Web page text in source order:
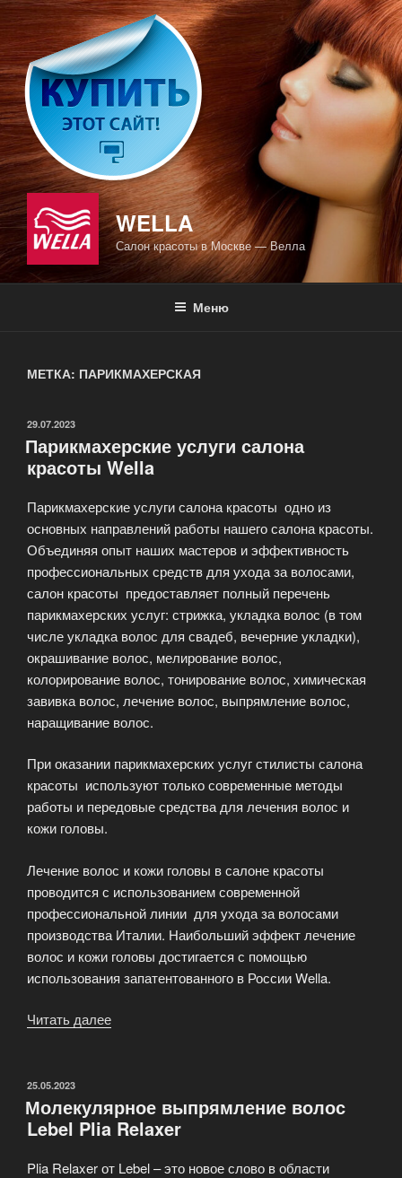
Перейти
к
содержимому
WELLA
Салон красоты в Москве — Велла
Меню
МЕТКА: ПАРИКМАХЕРСКАЯ
ОПУБЛИКОВАНО
29.07.2023
Парикмахерские услуги салона
красоты Wella
Парикмахерские услуги салона красоты одно из
основных направлений работы нашего салона красоты.
Объединяя опыт наших мастеров и эффективность
профессиональных средств для ухода за волосами,
салон красоты предоставляет полный перечень
парикмахерских услуг: стрижка, укладка волос (в том
числе укладка волос для свадеб, вечерние укладки),
окрашивание волос, мелирование волос,
колорирование волос, тонирование волос, химическая
завивка волос, лечение волос, выпрямление волос,
наращивание волос.
При оказании парикмахерских услуг стилисты салона
красоты используют только современные методы
работы и передовые средства для лечения волос и
кожи головы.
Лечение волос и кожи головы в салоне красоты
проводится с использованием современной
профессиональной линии для ухода за волосами
производства Италии. Наибольший эффект лечение
волос и кожи головы достигается с помощью
использования запатентованного в России Wella.
Читать далее
Wella»
ОПУБЛИКОВАНО
25.05.2023
Молекулярное выпрямление волос
Lebel Plia Relaxer
Plia Relaxer от Lebel – это новое слово в области